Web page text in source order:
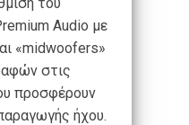
Audio με
«midwoofers»
στις
προσφέρουν
ήχου.